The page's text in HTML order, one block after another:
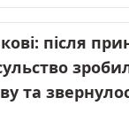
після
та